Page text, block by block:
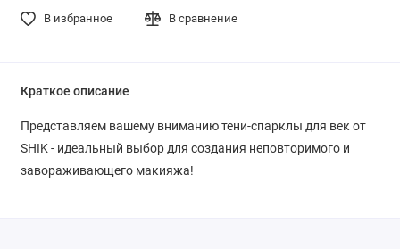
В избранное В сравнение
Краткое описание
Представляем вашему вниманию тени-спарклы для век от
SHIK - идеальный выбор для создания неповторимого и
завораживающего макияжа!